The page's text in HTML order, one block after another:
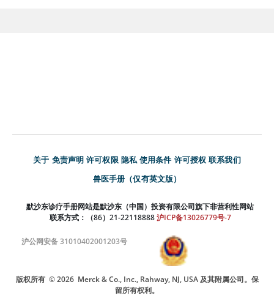
关于 免责声明 许可权限 隐私 使用条件 许可授权 联系我们
兽医手册（仅有英文版）
默沙东诊疗手册网站是默沙东（中国）投资有限公司旗下非营利性网站
联系方式：（86）21-22118888 沪ICP备13026779号-7
沪公网安备 31010402001203号
版权所有 © 2026 Merck & Co., Inc., Rahway, NJ, USA 及其附属公司。保
留所有权利。